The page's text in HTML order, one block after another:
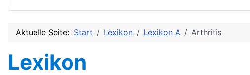
Aktuelle Seite: Start Lexikon Lexikon A Arthritis
Lexikon